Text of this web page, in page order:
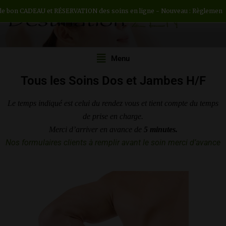
DESTINATION ZEN
Menu
Tous les Soins Dos et Jambes H/F
Le temps indiqué est celui du rendez vous et tient compte du temps
de prise en charge.
Merci d’arriver en avance de 5 minutes.
Nos formulaires clients à remplir avant le soin merci d’avance
et RÉSERVATION des soins en ligne - Nouveau : Règlement en 3